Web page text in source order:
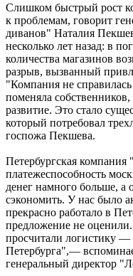
Слишком быстрый рост
к проблемам, говорит
диванов" Наталия
несколько лет назад: в
количества магазинов
разрыв, вызванный
"Компания не
поменяла собственников,
развитие. Это стало
который потребовал
госпожа Пекшева.
Петербургская
платежеспособность
денег намного больше, а
сэкономить. У нас было
прекрасно работало в
предложение не
просчитали логистику
Петербурга",—
генеральный директор